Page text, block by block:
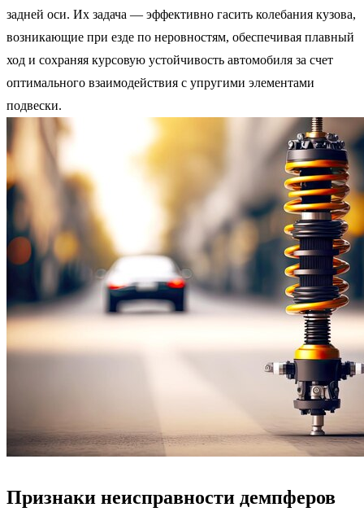
задней оси. Их задача — эффективно гасить колебания кузова,
возникающие при езде по неровностям, обеспечивая плавный
ход и сохраняя курсовую устойчивость автомобиля за счет
оптимального взаимодействия с упругими элементами
подвески.
Признаки неисправности демпферов